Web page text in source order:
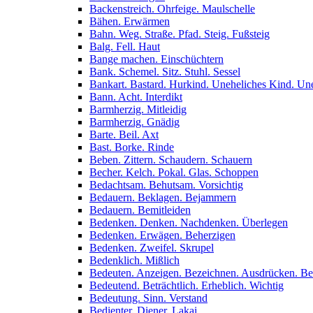
Backenstreich. Ohrfeige. Maulschelle
Bähen. Erwärmen
Bahn. Weg. Straße. Pfad. Steig. Fußsteig
Balg. Fell. Haut
Bange machen. Einschüchtern
Bank. Schemel. Sitz. Stuhl. Sessel
Bankart. Bastard. Hurkind. Uneheliches Kind.
Bann. Acht. Interdikt
Barmherzig. Mitleidig
Barmherzig. Gnädig
Barte. Beil. Axt
Bast. Borke. Rinde
Beben. Zittern. Schaudern. Schauern
Becher. Kelch. Pokal. Glas. Schoppen
Bedachtsam. Behutsam. Vorsichtig
Bedauern. Beklagen. Bejammern
Bedauern. Bemitleiden
Bedenken. Denken. Nachdenken. Überlegen
Bedenken. Erwägen. Beherzigen
Bedenken. Zweifel. Skrupel
Bedenklich. Mißlich
Bedeuten. Anzeigen. Bezeichnen. Ausdrücken.
Bedeutend. Beträchtlich. Erheblich. Wichtig
Bedeutung. Sinn. Verstand
Bedienter. Diener. Lakai